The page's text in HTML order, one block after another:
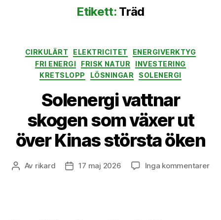
Etikett: Träd
Kategorier
CIRKULÄRT ELEKTRICITET
ENERGIVERKTYG
FRI ENERGI
FRISK NATUR
INVESTERING
KRETSLOPP
LÖSNINGAR SOLENERGI
Solenergi vattnar
skogen som växer ut
över Kinas största öken
Inläggsförfattare
Av rikard Inläggsdatum
17 maj 2026 Inga kommentarertill